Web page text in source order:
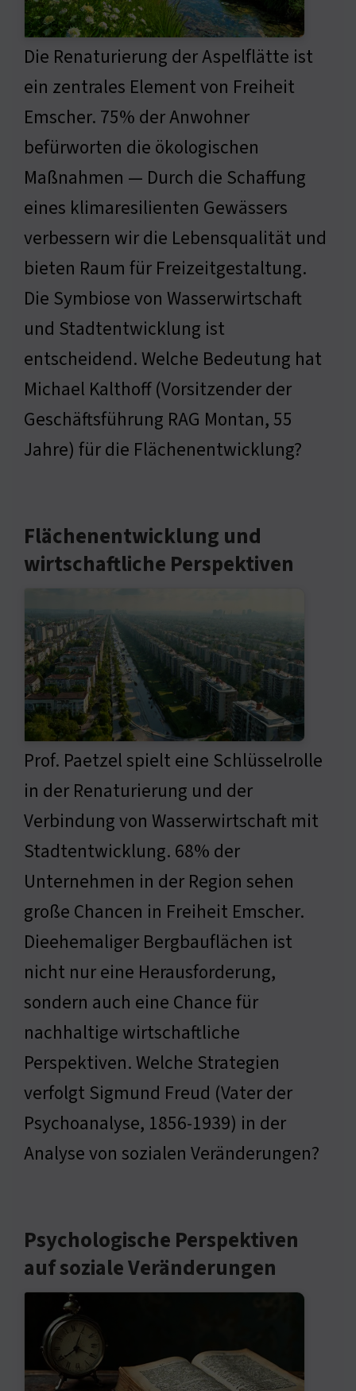
Die Renaturierung der Aspelflätte ist
ein zentrales Element von Freiheit
Emscher. 75% der Anwohner
befürworten die ökologischen
Maßnahmen — Durch die Schaffung
eines klimaresilienten Gewässers
verbessern wir die Lebensqualität und
bieten Raum für Freizeitgestaltung.
Die Symbiose von Wasserwirtschaft
und Stadtentwicklung ist
entscheidend. Welche Bedeutung hat
Michael Kalthoff (Vorsitzender der
Geschäftsführung RAG Montan, 55
Jahre) für die Flächenentwicklung?
Flächenentwicklung und
wirtschaftliche Perspektiven
Prof. Paetzel spielt eine Schlüsselrolle
in der Renaturierung und der
Verbindung von Wasserwirtschaft mit
Stadtentwicklung. 68% der
Unternehmen in der Region sehen
große Chancen in Freiheit Emscher.
Dieehemaliger Bergbauflächen ist
nicht nur eine Herausforderung,
sondern auch eine Chance für
nachhaltige wirtschaftliche
Perspektiven. Welche Strategien
verfolgt Sigmund Freud (Vater der
Psychoanalyse, 1856-1939) in der
Analyse von sozialen Veränderungen?
Psychologische Perspektiven
auf soziale Veränderungen